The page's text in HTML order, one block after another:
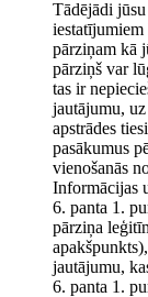
Tādējādi
pārziņam kā
pārziņš var
tas ir
jautājumu,
apstrādes
pasākumus
vienošanās
Informācijas
6. panta 1.
pārziņa
jautājumu,
6. panta 1.